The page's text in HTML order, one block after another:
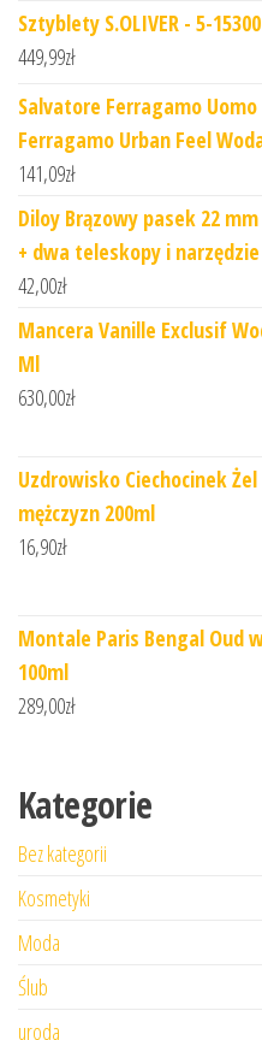
Sztyblety S.OLIVER - 5-
449,99zł
Salvatore Ferragamo
Ferragamo Urban Feel
141,09zł
Diloy Brązowy pasek 22
+ dwa teleskopy i narzędzie
42,00zł
Mancera Vanille Exclusif
Ml
630,00zł
Uzdrowisko Ciechocinek
mężczyzn 200ml
16,90zł
Montale Paris Bengal Oud
100ml
289,00zł
Kategorie
Bez kategorii
Kosmetyki
Moda
Ślub
uroda